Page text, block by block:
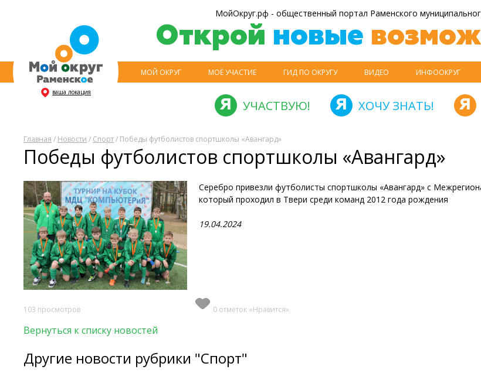
ваша локация
МойОкруг.рф - общественный портал Раменского
Открой новые
МОЙ ОКРУГ МОЁ УЧАСТИЕ ГИД ПО ОКРУГУ ВИДЕО ИНФООКРУГ
УЧАСТВУЮ! ХОЧУ ЗНАТЬ!
Главная / Новости / Спорт/ Победы футболистов спортшколы «Авангард»
Победы футболистов спортшколы «Авангард»
Серебро привезли футболисты спортшколы «Авангард» с
который проходил в Твери среди команд 2012 года рождения
19.04.2024
103 просмотров 0 отметок «Нравится»
Вернуться к списку новостей
Другие новости рубрики "Спорт"